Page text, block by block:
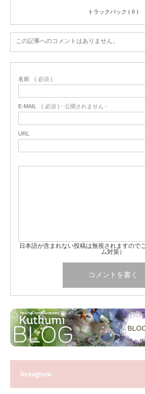
トラックバック ( 0 )
この記事へのコメントはありません。
名前 ( 必須 )
E-MAIL ( 必須 ) - 公開されません -
URL
日本語が含まれない投稿は無視されますので
ム対策）
Instagram